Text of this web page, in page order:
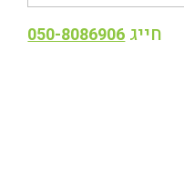
חייג 050-8086906